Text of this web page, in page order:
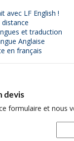
avec LF English !
et traduction
Anglaise
en français
devis
formulaire et nous